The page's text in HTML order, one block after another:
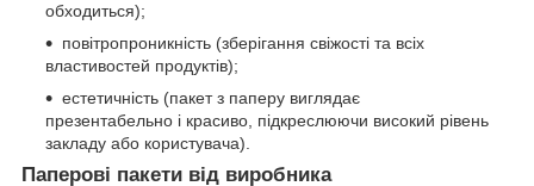
обходиться);
повітропроникність (зберігання свіжості та всіх
властивостей продуктів);
естетичність (пакет з паперу виглядає
презентабельно і красиво, підкреслюючи високий рівень
закладу або користувача).
Паперові пакети від виробника